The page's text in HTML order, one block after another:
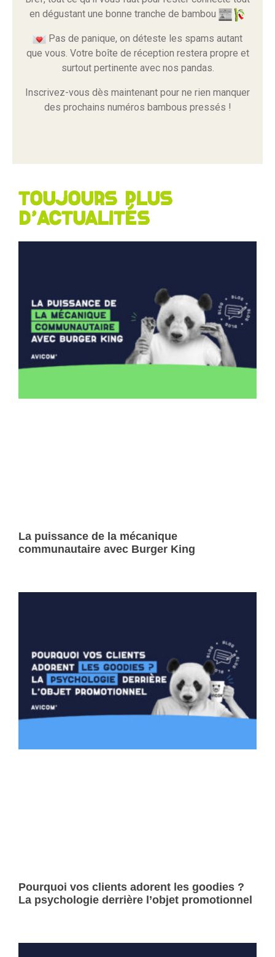
en dégustant une bonne tranche de bambou
Pas de panique, on déteste les spams autant
que vous. Votre boîte de réception restera propre et
surtout pertinente avec nos pandas.
Inscrivez-vous dès maintenant pour ne rien manquer
des prochains numéros bambous pressés !
Toujours plus
d'actualités
La puissance de la mécanique
communautaire avec Burger King
Pourquoi vos clients adorent les goodies ?
La psychologie derrière l’objet promotionnel